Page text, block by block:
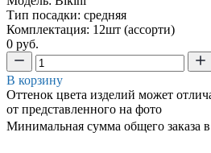
Тип посадки: средняя
Комплектация: 12шт (ассорти)
0 руб.
В корзину
Оттенок цвета изделий может
от представленного на фото
Минимальная сумма общего заказа